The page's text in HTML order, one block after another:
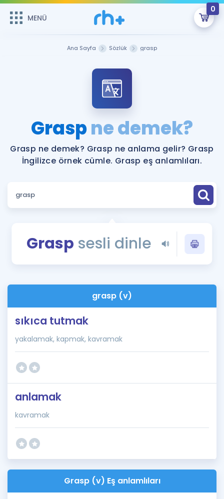
MENÜ
0
Şifremi Hatırlamıyorum
ÜYE DEĞİLİM
Sepetin Şu An Boş.
Remzi Hoca ile seni sınava hazırlayacak onlarca eğitim seni
bekliyor!
MENÜ
Katılımcı Görüşleri
Faydalı Araçlar
Sözlük
Rehberlik Aracı
Blog
İngilizce Gramer
Ana Sayfa Sözlük grasp
Graspne demek?
Grasp ne demek? Grasp ne anlama gelir? Grasp
İngilizce örnek cümle. Grasp eş anlamlıları.
Grasp sesli dinle
grasp (v)
sıkıca tutmak
yakalamak, kapmak, kavramak
anlamak
kavramak
Grasp (v) Eş anlamlıları